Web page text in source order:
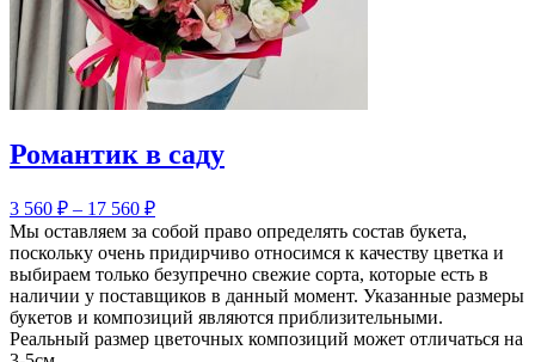
Романтик в саду
3 560 ₽ – 17 560 ₽
Мы оставляем за собой право определять состав букета,
поскольку очень придирчиво относимся к качеству цветка и
выбираем только безупречно свежие сорта, которые есть в
наличии у поставщиков в данный момент. Указанные размеры
букетов и композиций являются приблизительными.
Реальный размер цветочных композиций может отличаться на